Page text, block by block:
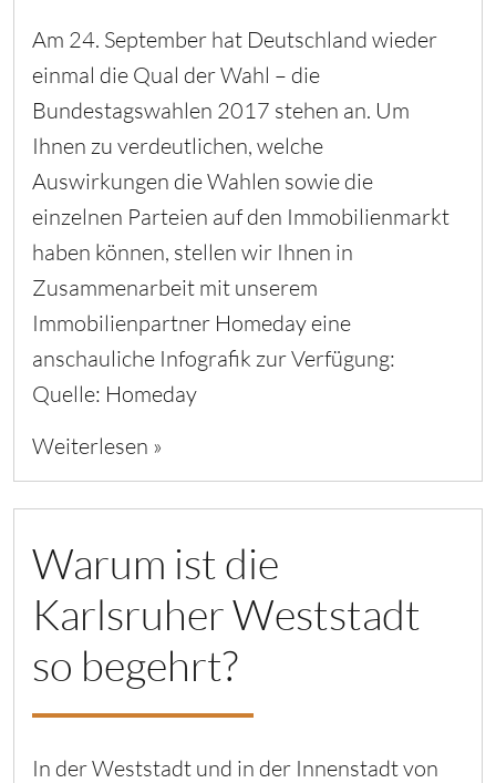
Am 24. September hat Deutschland wieder
einmal die Qual der Wahl – die
Bundestagswahlen 2017 stehen an. Um
Ihnen zu verdeutlichen, welche
Auswirkungen die Wahlen sowie die
einzelnen Parteien auf den Immobilienmarkt
haben können, stellen wir Ihnen in
Zusammenarbeit mit unserem
Immobilienpartner Homeday eine
anschauliche Infografik zur Verfügung:
Quelle: Homeday
Weiterlesen »
Warum ist die
Karlsruher Weststadt
so begehrt?
In der Weststadt und in der Innenstadt von